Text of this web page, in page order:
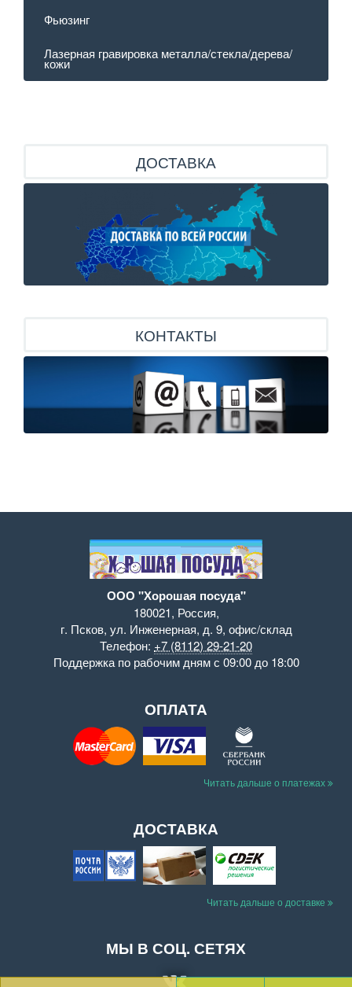
Фьюзинг
Лазерная гравировка металла/стекла/дерева/
кожи
ДОСТАВКА
КОНТАКТЫ
ООО "Хорошая посуда"
180021, Россия,
г. Псков, ул. Инженерная, д. 9, офис/склад
Телефон: +7 (8112) 29-21-20
Поддержка по рабочим дням с 09:00 до 18:00
ОПЛАТА
Читать дальше о платежах
ДОСТАВКА
Читать дальше о доставке
МЫ В СОЦ. СЕТЯХ